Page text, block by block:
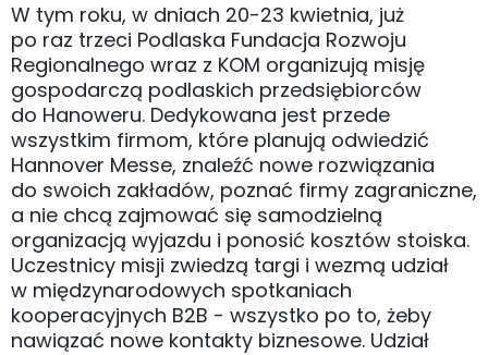
W tym roku, w dniach 20-23 kwietnia, już
po raz trzeci Podlaska Fundacja Rozwoju
Regionalnego wraz z KOM organizują misję
gospodarczą podlaskich przedsiębiorców
do Hanoweru. Dedykowana jest przede
wszystkim firmom, które planują odwiedzić
Hannover Messe, znaleźć nowe rozwiązania
do swoich zakładów, poznać firmy zagraniczne,
a nie chcą zajmować się samodzielną
organizacją wyjazdu i ponosić kosztów stoiska.
Uczestnicy misji zwiedzą targi i wezmą udział
w międzynarodowych spotkaniach
kooperacyjnych B2B - wszystko po to, żeby
nawiązać nowe kontakty biznesowe. Udział